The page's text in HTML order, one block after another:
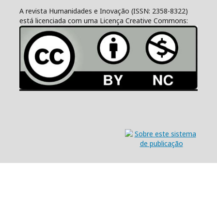
A revista Humanidades e Inovação (ISSN: 2358-8322)
está licenciada com uma Licença Creative Commons: